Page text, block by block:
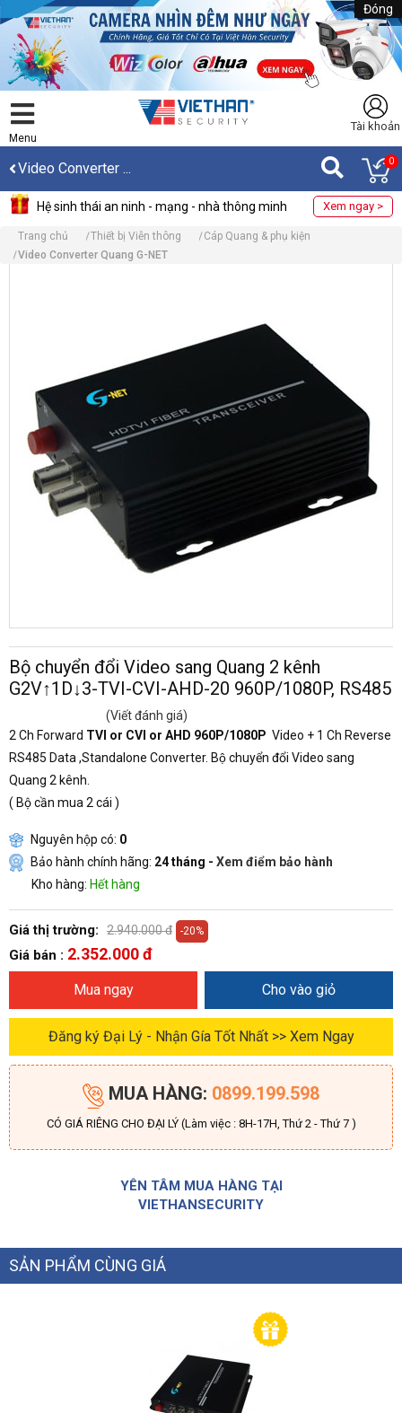
Đóng
Menu
Tài khoản
Video Converter ... 0
Hệ sinh thái an ninh - mạng - nhà thông minh Xem ngay >
Trang chủ Thiết bị Viễn thông
Cáp Quang & phụ kiện
Video Converter Quang G-NET
Bộ chuyển đổi Video sang Quang 2 kênh
G2V↑1D↓3-TVI-CVI-AHD-20 960P/1080P, RS485
(Viết đánh giá)
2 Ch Forward TVI or CVI or AHD 960P/1080P Video + 1 Ch Reverse
RS485 Data ,Standalone Converter. Bộ chuyển đổi Video sang
Quang 2 kênh.
( Bộ cần mua 2 cái )
Nguyên hộp có: 0
Bảo hành chính hãng: 24 tháng - Xem điểm bảo hành
Kho hàng: Hết hàng
Giá thị trường: 2.940.000 đ -20%
Giá bán : 2.352.000 đ
Mua ngay Cho vào giỏ
Đăng ký Đại Lý - Nhận Gía Tốt Nhất >> Xem Ngay
MUA HÀNG: 0899.199.598
CÓ GIÁ RIÊNG CHO ĐẠI LÝ (Làm việc : 8H-17H, Thứ 2 - Thứ 7 )
YÊN TÂM MUA HÀNG TẠI
VIETHANSECURITY
SẢN PHẨM CÙNG GIÁ